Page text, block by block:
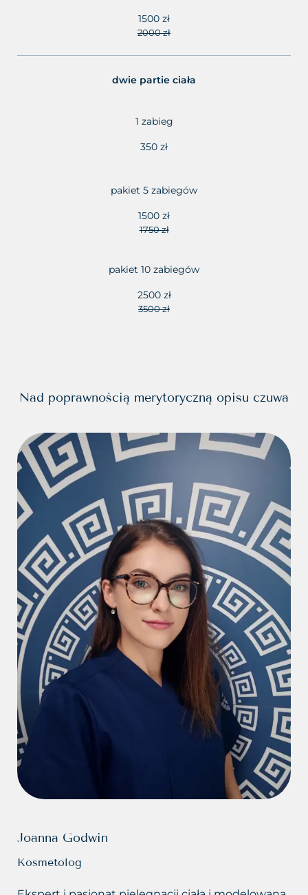
1500 zł
2000 zł
dwie partie ciała
1 zabieg
350 zł
pakiet 5 zabiegów
1500 zł
1750 zł
pakiet 10 zabiegów
2500 zł
3500 zł
Nad poprawnością merytoryczną opisu czuwa
Joanna Godwin
Kosmetolog